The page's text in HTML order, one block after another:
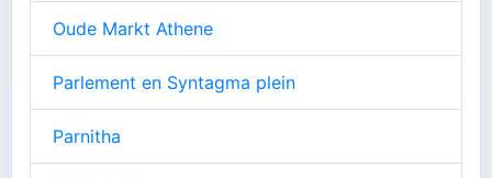
Oude Markt Athene
Parlement en Syntagma plein
Parnitha